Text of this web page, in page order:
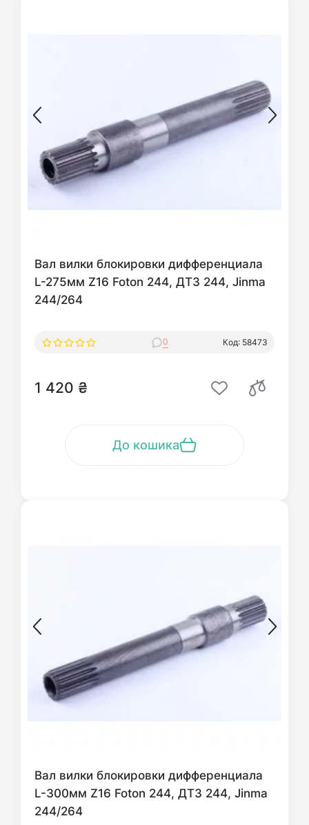
Вал вилки блокировки дифференциала
L-275мм Z16 Foton 244, ДТЗ 244, Jinma
244/264
0 Код: 58473
1 420 ₴
До кошика
Вал вилки блокировки дифференциала
L-300мм Z16 Foton 244, ДТЗ 244, Jinma
244/264